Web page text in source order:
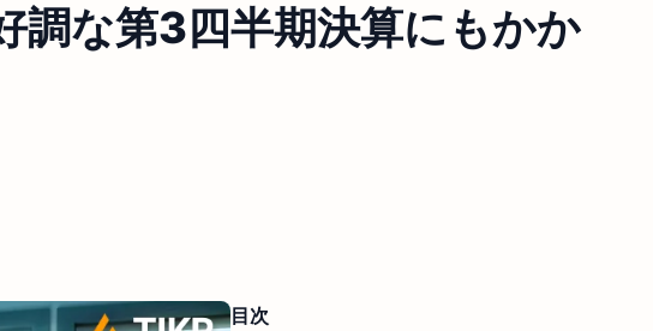
調な第3四半期決算にもかか
目次